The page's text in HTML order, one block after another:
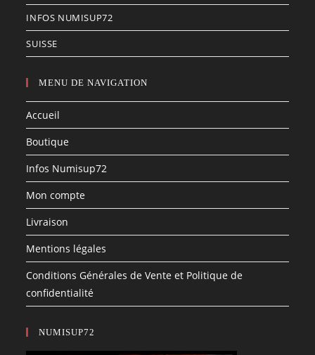
INFOS NUMISUP72
SUISSE
MENU DE NAVIGATION
Accueil
Boutique
Infos Numisup72
Mon compte
Livraison
Mentions légales
Conditions Générales de Vente et Politique de
confidentialité
NUMISUP72